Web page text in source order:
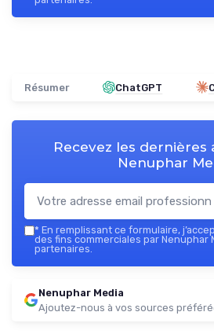
Résumer ChatGPT
Recevez les dernières
Nenuphar
* En remplissant ce formulaire,
des fins commerciales par Nenuphar
partenaires.
Nenuphar Media
Ajoutez-nous à vos sources